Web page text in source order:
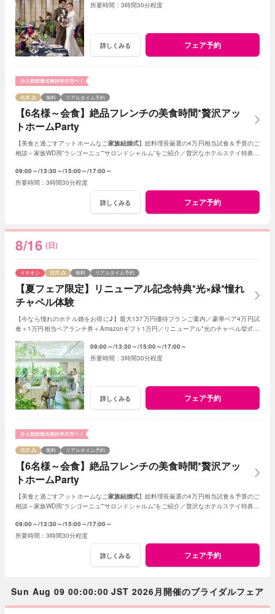
3時間30分程度
詳しくみる フェア予約
【6名様～会食】絶品フレンチの美食時間*贅沢アッ
トホームParty
残席 無料 リアルタイム予約
【美食と過ごすアットホームなご家族結婚式】総料理長厳選の4万円相当試食＆予算のご
相談～家族WD用”ラシゴーニュ””サロンドシャルム”をご紹介／贅沢なホテルステイ特典あ
09:00～ 13:30～ 15:00～ 17:00～
3時間30分程度
詳しくみる フェア予約
8/16 (日)
【夏フェア限定】リニューアル記念特典*光×緑*憧れ
チャペル体験
イチオシ 残席 無料 リアルタイム予約
【今なら憧れのホテル婚をお得に♪】最大137万円優待プランご案内／豪華ペア4万円試
食＋1万円相当ペアランチ券＋Amazonギフト1万円／リニューアル*光のチャペル挙式体
09:00～ 13:30～ 15:00～ 17:00～
3時間30分程度
詳しくみる フェア予約
【6名様～会食】絶品フレンチの美食時間*贅沢アッ
トホームParty
残席 無料 リアルタイム予約
【美食と過ごすアットホームなご家族結婚式】総料理長厳選の4万円相当試食＆予算のご
相談～家族WD用”ラシゴーニュ””サロンドシャルム”をご紹介／贅沢なホテルステイ特典あ
09:00～ 13:30～ 15:00～ 17:00～
3時間30分程度
詳しくみる フェア予約
Sun Aug 09 00:00:00 JST 2026月開催のブライダルフェア